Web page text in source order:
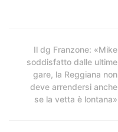
Il dg Franzone: «Mike
soddisfatto dalle ultime
gare, la Reggiana non
deve arrendersi anche
se la vetta è lontana»